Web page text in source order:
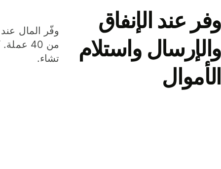
وفر عند الإنفاق
والإرسال واستلام
الأموال
وفّر المال عند
من 40
تشاء.